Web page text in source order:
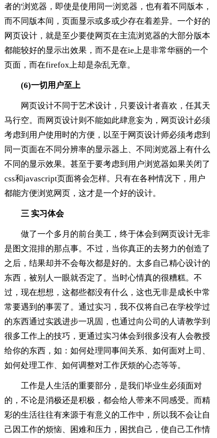
者的'浏览器，即使是使用同一浏览器，也有着不同版本，
而不同版本间，页面显示或多或少存在着差异。一个好的
网页设计，就是至少要使网页在主流浏览器的大部分版本
都能较好的显示出效果，而不是在ie上是非常华丽的一个
页面，而在firefox上却是杂乱无章。
(6)一切用户至上
网页设计不同于艺术设计，只要设计者喜欢，任其天
马行空。而网页设计则不能如此肆意妄为，网页设计必须
考虑到用户使用时的方便，以至于网页设计师必须考虑到
同一页面在不同分辨率的显示器上、不同浏览器上有什么
不同的显示效果。甚至于要考虑到用户浏览器如果关闭了
css和javascript页面将会怎样。只有在各种情况下，用户
都能方便浏览网页，这才是一个好的设计。
三 实习体会
做了一个多月的前台美工，终于体会到网页设计无非
是图文混排的那点事。不过，当你真正的去努力的创造了
之后，结果却并不会每次都是好的。太多自己精心设计的
东西，被别人一眼就否定了。当时心情真的很糟糕。不
过，现在想想，这都些都没有什么，这也无非是成长中常
常要遇到的事罢了。通过实习，我不仅将自己在学校学过
的东西通过实践进步一巩固，也通过向公司的人请教学到
很多工作上的技巧，更通过实习体会到很多没有人会教授
给你的东西，如：如何处理同事间关系、如何面对上司、
如何处理工作、如何调整对工作厌烦的心态等等。
工作是人生活的重要部分，是我们毕业生必须面对
的，不论是消极还是积极，都会给人带来不同感受。而精
彩的生活往往有来源于有意义的工作中，所以我不会让自
己因工作的烦恼、困难和压力，困扰自己，使自己工作情